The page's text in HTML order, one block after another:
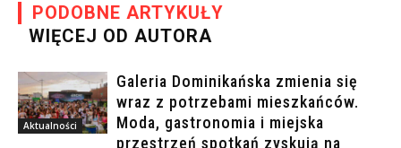
PODOBNE ARTYKUŁY
WIĘCEJ OD AUTORA
Aktualności
Galeria Dominikańska zmienia się
wraz z potrzebami mieszkańców.
Moda, gastronomia i miejska
przestrzeń spotkań zyskują na